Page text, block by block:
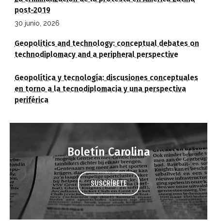
post-2019
30 junio, 2026
Geopolitics and technology: conceptual debates on
technodiplomacy and a peripheral perspective
Geopolítica y tecnología: discusiones conceptuales
en torno a la tecnodiplomacia y una perspectiva
periférica
Boletín Carolina
SUSCRÍBETE